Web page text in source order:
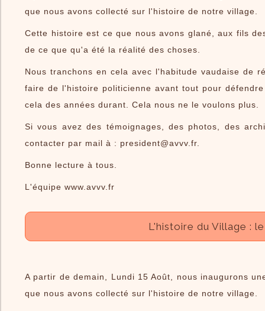
que nous avons collecté sur l'histoire de notre village.
Cette histoire est ce que nous avons glané, aux fils
de ce que qu'a été la réalité des choses.
Nous tranchons en cela avec l'habitude vaudaise de
faire de l'histoire politicienne avant tout pour
cela des années durant. Cela nous ne le voulons plus.
Si vous avez des témoignages, des photos, des
contacter par mail à : president@avvv.fr.
Bonne lecture à tous.
L'équipe www.avvv.fr
L'histoire du Village :
A partir de demain, Lundi 15 Août, nous inaugurons
que nous avons collecté sur l'histoire de notre village.